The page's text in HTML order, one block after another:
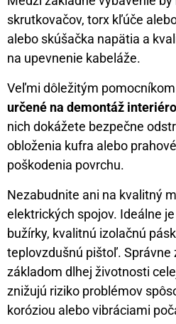
skrutkovačov, torx kľúče
alebo skúšačka napätia a
na upevnenie kabeláže.
Veľmi dôležitým
určené na demontáž
nich dokážete bezpečne
obloženia kufra alebo
poškodenia povrchu.
Nezabudnite ani na kvalitný
elektrických spojov. Ideálne
bužírky, kvalitnú izolačnú
teplovzdušnú pištoľ. Správne
základom dlhej životnosti
znižujú riziko problémov
koróziou alebo vibráciami